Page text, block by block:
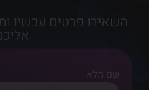
השאירו פרטים עכשיו
שם מלא